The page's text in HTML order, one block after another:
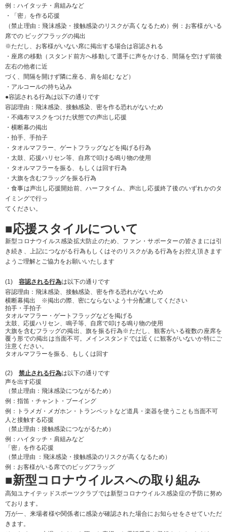
新型コロナウイルス感染拡大防止のため、ファン・サポーターの皆さまには引
き続き、上記につながる行為もしくはそのリスクがある行為をお控え頂きます
ようご理解とご協力をお願いいたします
(1)容認される行為 は以下の通りです
容認理由：飛沫感染、接触感染、密を作る恐れがないため
横断幕掲出 ※掲出の際、密にならないよう十分配慮してください
拍手・手拍子
タオルマフラー・ゲートフラッグなどを掲げる
太鼓、応援ハリセン、鳴子等、自席で叩ける鳴り物の使用
大旗を含むフラッグの掲出、旗を振る行為※ただし、観客がいる複数の座席を
覆う形での掲出は当面不可。メインスタンドでは近くに観客がいないか特にご
注意ください。
タオルマフラーを振る、もしくは回す
(2)禁止される行為
声を出す応援
（禁止理由：飛沫感染につながるため）
例：指笛・チャント・ブーイング
例：トラメガ・メガホン・トランペットなど道具・楽器を使うことも当面不可
人と接触する応援
（禁止理由：接触感染につながるため）
例：ハイタッチ・肩組みなど
「密」を作る応援
例：お客様がいる席でのビッグフラッグ
■新型コロナウイルスへの取り組み
高知ユナイテッドスポーツクラブでは新型コロナウイルス感染症の予防に努め
ております。
きます。
そのため、ご来場いただいた際にお客様のお電話番号を登録させていただき、
いただいた情報を元にクラブより連絡させていただきます。
また、事前登録が難しい場合でも、当日会場にて記入用紙を用意しておりま
す。
事前登録は、下記URLにてご登録下さい。
当日の入場もスムーズになりますし是非、事前登録をお願いします。
ド」で登録をされた方は登録の必要はございません。
事前登録フォームURLは こちら
感染防止安全計画（春野陸上）はこちら
■アクセス
会場：高知県立春野総合運動公園
高知県高知市春野町芳原2485
【お車でお越しの方】
高知自動車道「伊野IC」より27分
★駐車場 普通車1457台(公園全体で)
春野総合運動公園の駐車場についてはこちら